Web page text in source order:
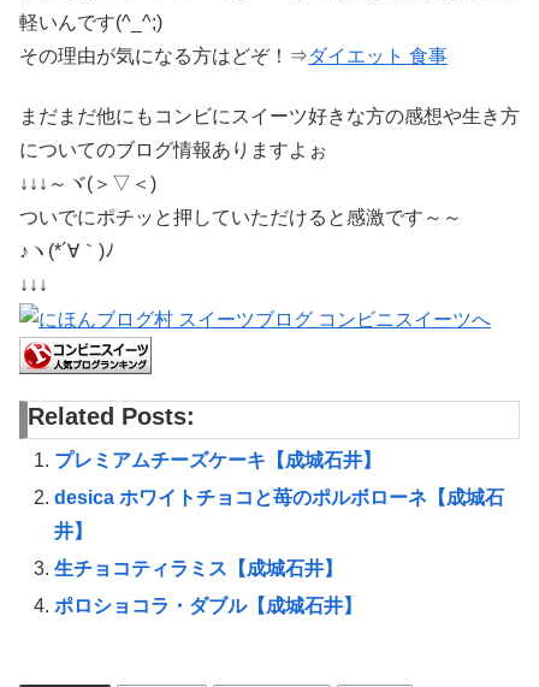
軽いんです(^_^;)
その理由が気になる方はどぞ！⇒ダイエット 食事
まだまだ他にもコンビにスイーツ好きな方の感想や生き方
についてのブログ情報ありますよぉ
↓↓↓～ヾ(＞▽＜)
ついでにポチッと押していただけると感激です～～
♪ヽ(*´∀｀)ﾉ
↓↓↓
Related Posts:
プレミアムチーズケーキ【成城石井】
desica ホワイトチョコと苺のポルボローネ【成城石
井】
生チョコティラミス【成城石井】
ポロショコラ・ダブル【成城石井】